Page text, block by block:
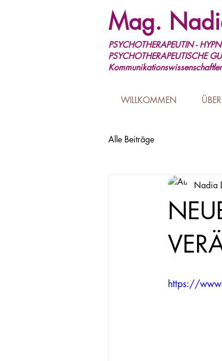
Mag.
PSYCHOTHERAPEUTIN -
PSYCHOTHERAPEUTISCHE
WILLKOMMEN
Alle Beiträge
Nadia
https://